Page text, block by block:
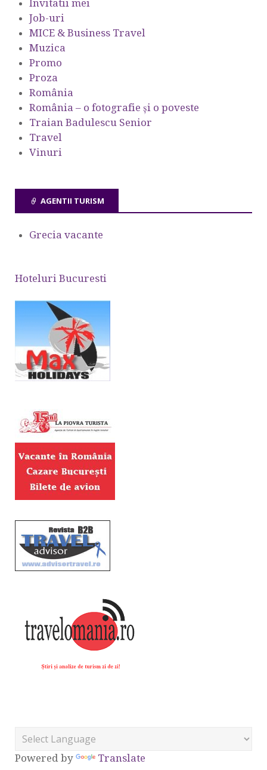
Invitatii mei
Job-uri
MICE & Business Travel
Muzica
Promo
Proza
România
România – o fotografie şi o poveste
Traian Badulescu Senior
Travel
Vinuri
AGENTII TURISM
Grecia vacante
Hoteluri Bucuresti
Powered by Translate